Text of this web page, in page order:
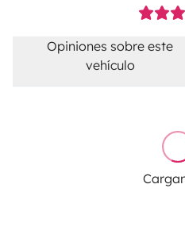
Opiniones sobre este
vehículo